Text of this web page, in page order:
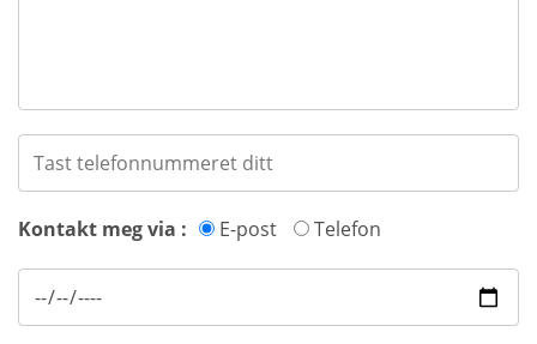
Kontakt meg via : E-post Telefon